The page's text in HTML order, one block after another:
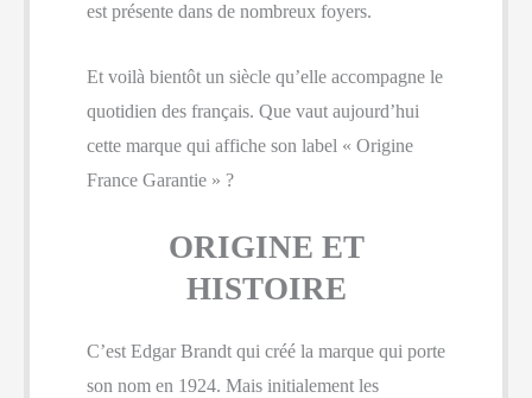
est présente dans de nombreux foyers.
Et voilà bientôt un siècle qu’elle accompagne le
quotidien des français. Que vaut aujourd’hui
cette marque qui affiche son label « Origine
France Garantie » ?
ORIGINE ET
HISTOIRE
C’est Edgar Brandt qui créé la marque qui porte
son nom en 1924. Mais initialement les